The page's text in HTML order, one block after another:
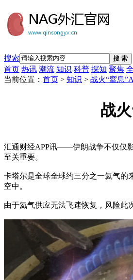
搜索 搜 索
首页 热讯 潮流 知识 科普 探知 聚焦
当前位置： 首页 > 知识 > 战火“窒息
战
汇通财经APP讯——伊朗战争不仅仅
至关重要。
卡塔尔是全球全球约三分之一氦气的
空中。
由于氦气供应无法飞速恢复，风险此